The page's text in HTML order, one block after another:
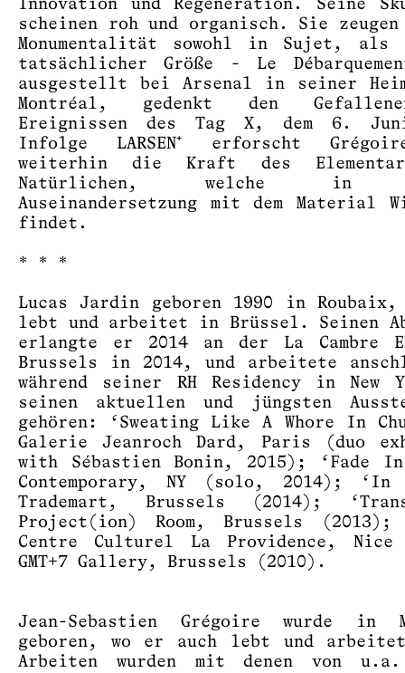
Innovation und Regeneration. Seine
scheinen roh und organisch. Sie
Monumentalität sowohl in Sujet, als
tatsächlicher Größe - Le
ausgestellt bei Arsenal in seiner
Montréal, gedenkt den
Ereignissen des Tag X, dem 6.
Infolge LARSEN⁺ erforscht
weiterhin die Kraft des
Natürlichen, welche in
Auseinandersetzung mit dem Material
findet.
* * *
Lucas Jardin geboren 1990 in Roubaix,
lebt und arbeitet in Brüssel. Seinen
erlangte er 2014 an der La Cambre
Brussels in 2014, und arbeitete
während seiner RH Residency in New
seinen aktuellen und jüngsten
gehören: ‘Sweating Like A Whore In
Galerie Jeanroch Dard, Paris (duo
with Sébastien Bonin, 2015); ‘Fade
Contemporary, NY (solo, 2014);
Trademart, Brussels (2014);
Project(ion) Room, Brussels (2013);
Centre Culturel La Providence, Nice
GMT+7 Gallery, Brussels (2010).
Jean-Sebastien Grégoire wurde in
geboren, wo er auch lebt und
Arbeiten wurden mit denen von u.a.